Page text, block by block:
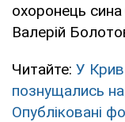
охоронець
Валерій
Читайте: У
познущались
Опубліковані